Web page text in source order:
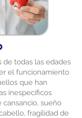
de todas las edades
el funcionamiento
que han
inespecíficos
sueño
fragilidad de